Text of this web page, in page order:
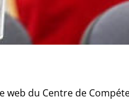
du Centre de